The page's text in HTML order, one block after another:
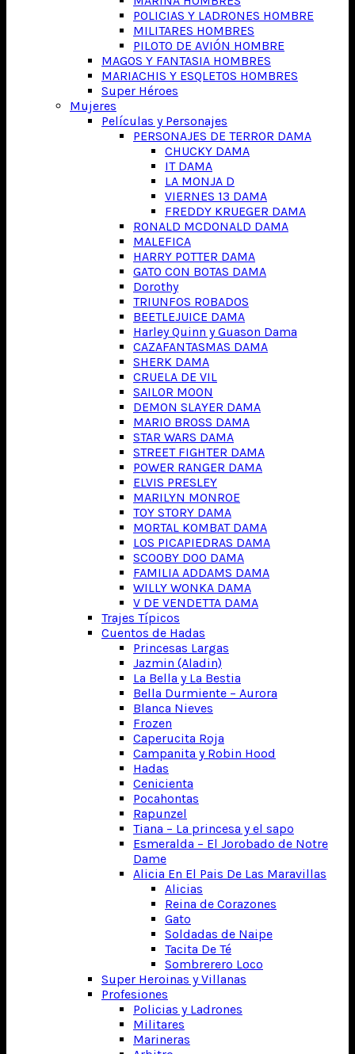
POLICIAS Y LADRONES HOMBRE
MILITARES HOMBRES
PILOTO DE AVIÓN HOMBRE
MAGOS Y FANTASIA HOMBRES
MARIACHIS Y ESQLETOS HOMBRES
Super Héroes
Mujeres
Películas y Personajes
PERSONAJES DE TERROR DAMA
CHUCKY DAMA
IT DAMA
LA MONJA D
VIERNES 13 DAMA
FREDDY KRUEGER DAMA
RONALD MCDONALD DAMA
MALEFICA
HARRY POTTER DAMA
GATO CON BOTAS DAMA
Dorothy
TRIUNFOS ROBADOS
BEETLEJUICE DAMA
Harley Quinn y Guason Dama
CAZAFANTASMAS DAMA
SHERK DAMA
CRUELA DE VIL
SAILOR MOON
DEMON SLAYER DAMA
MARIO BROSS DAMA
STAR WARS DAMA
STREET FIGHTER DAMA
POWER RANGER DAMA
ELVIS PRESLEY
MARILYN MONROE
TOY STORY DAMA
MORTAL KOMBAT DAMA
LOS PICAPIEDRAS DAMA
SCOOBY DOO DAMA
FAMILIA ADDAMS DAMA
WILLY WONKA DAMA
V DE VENDETTA DAMA
Trajes Típicos
Cuentos de Hadas
Princesas Largas
Jazmin (Aladin)
La Bella y La Bestia
Bella Durmiente – Aurora
Blanca Nieves
Frozen
Caperucita Roja
Campanita y Robin Hood
Hadas
Cenicienta
Pocahontas
Rapunzel
Tiana – La princesa y el sapo
Esmeralda – El Jorobado de Notre
Dame
Alicia En El Pais De Las Maravillas
Alicias
Reina de Corazones
Gato
Soldadas de Naipe
Tacita De Té
Sombrerero Loco
Super Heroinas y Villanas
Profesiones
Policias y Ladrones
Militares
Marineras